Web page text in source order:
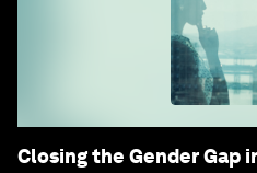
Closing the Gender Gap